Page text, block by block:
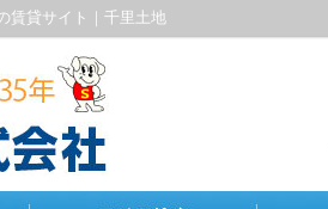
賃貸サイト｜千里土地